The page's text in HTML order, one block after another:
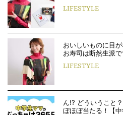
LIFESTYLE
おいしいものに目
お寿司は断然生派
LIFESTYLE
ん!? どういうこと
ぼほぼ当たる！【